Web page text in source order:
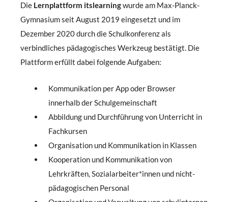
Die Lernplattform itslearningwurde am Max-Planck-
Gymnasium seit August 2019 eingesetzt und im
Dezember 2020 durch die Schulkonferenz als
verbindliches pädagogisches Werkzeug bestätigt. Die
Plattform erfüllt dabei folgende Aufgaben:
Kommunikation per App oder Browser
innerhalb der Schulgemeinschaft
Abbildung und Durchführung von Unterricht in
Fachkursen
Organisation und Kommunikation in Klassen
Kooperation und Kommunikation von
Lehrkräften, Sozialarbeiter*innen und nicht-
pädagogischen Personal